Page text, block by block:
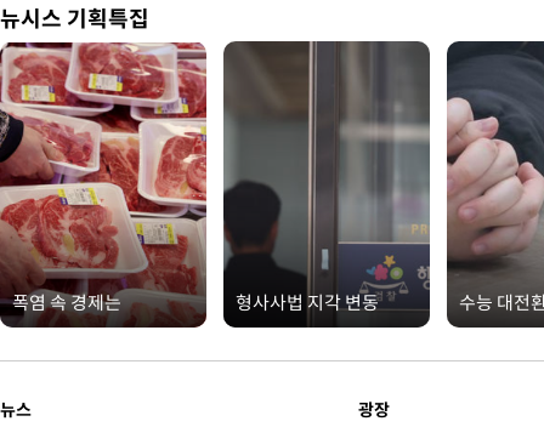
뉴시스 기획특집
폭염 속 경제는 형사사법 지각 변동 수능 대전
뉴스 광장